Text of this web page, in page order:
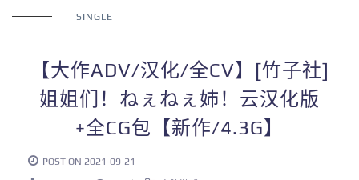
SINGLE
【大作ADV/汉化/全CV】[竹子社]
姐姐们！ねぇねぇ姉！云汉化版
+全CG包【新作/4.3G】
POST ON 2021-09-21